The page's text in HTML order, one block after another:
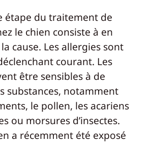
étape du traitement de
le chien consiste à en
cause. Les allergies sont
courant. Les
être sensibles à de
substances, notamment
le pollen, les acariens
ou morsures d’insectes.
a récemment été exposé